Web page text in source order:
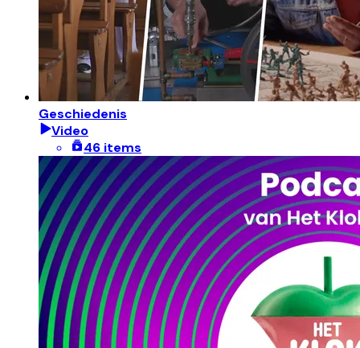
Geschiedenis
Video
46 items